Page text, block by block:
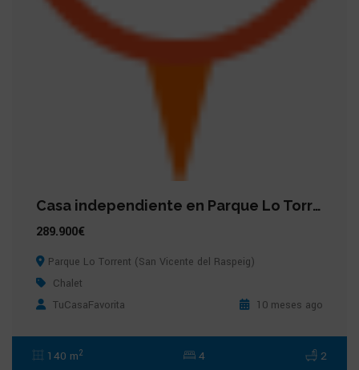
Casa independiente en Parque Lo Torrent (San Vicente del Raspeig)
289.900€
Parque Lo Torrent (San Vicente del Raspeig)
Chalet
TuCasaFavorita
10 meses ago
140 m2 4 2